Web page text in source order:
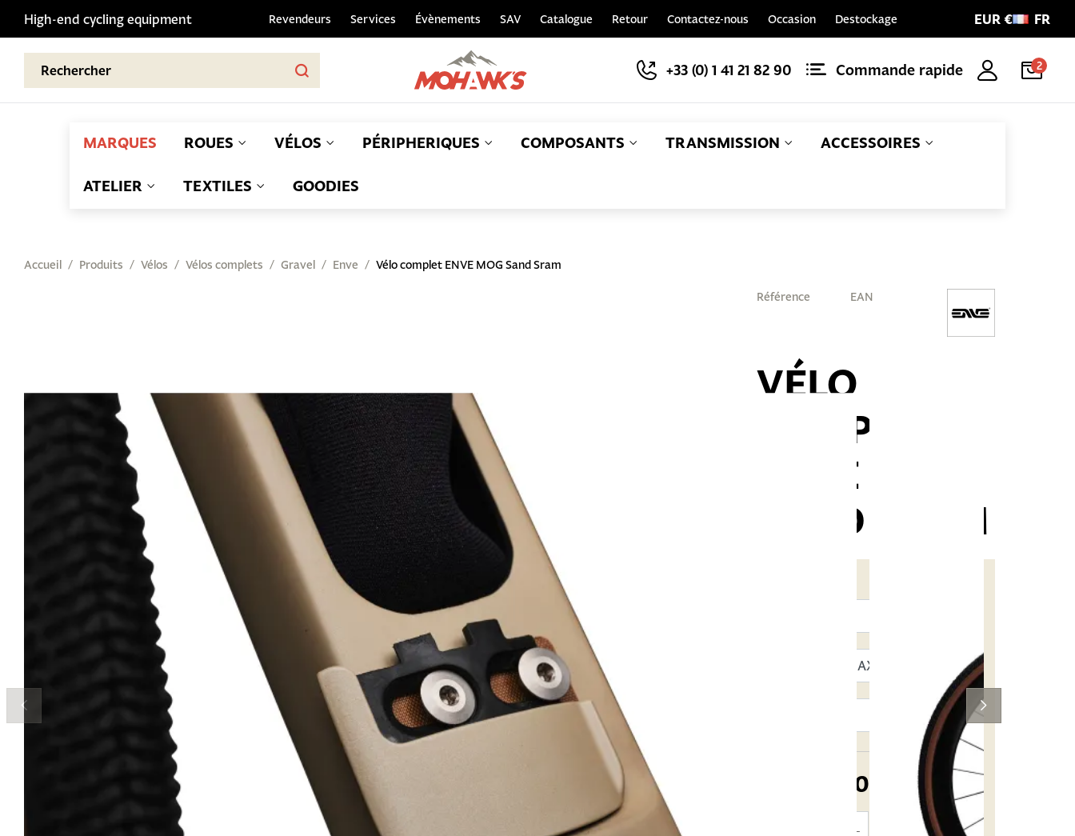
High-end cycling equipment Revendeurs Services Évènements SAV Catalogue Retour Contactez-nous Occasion Destockage EUR € FR
+33 (0) 1 41 21 82 90 Commande rapide 2
MARQUES ROUES VÉLOS PÉRIPHERIQUES COMPOSANTS TRANSMISSION ACCESSOIRES
ATELIER TEXTILES GOODIES
Accueil Produits Vélos Vélos complets Gravel Enve Vélo complet ENVE MOG Sand Sram
Référence EAN
VÉLO
COMPLET
ENVE MOG
SAND SRAM
6 582,50 € TTC
AJOUTER